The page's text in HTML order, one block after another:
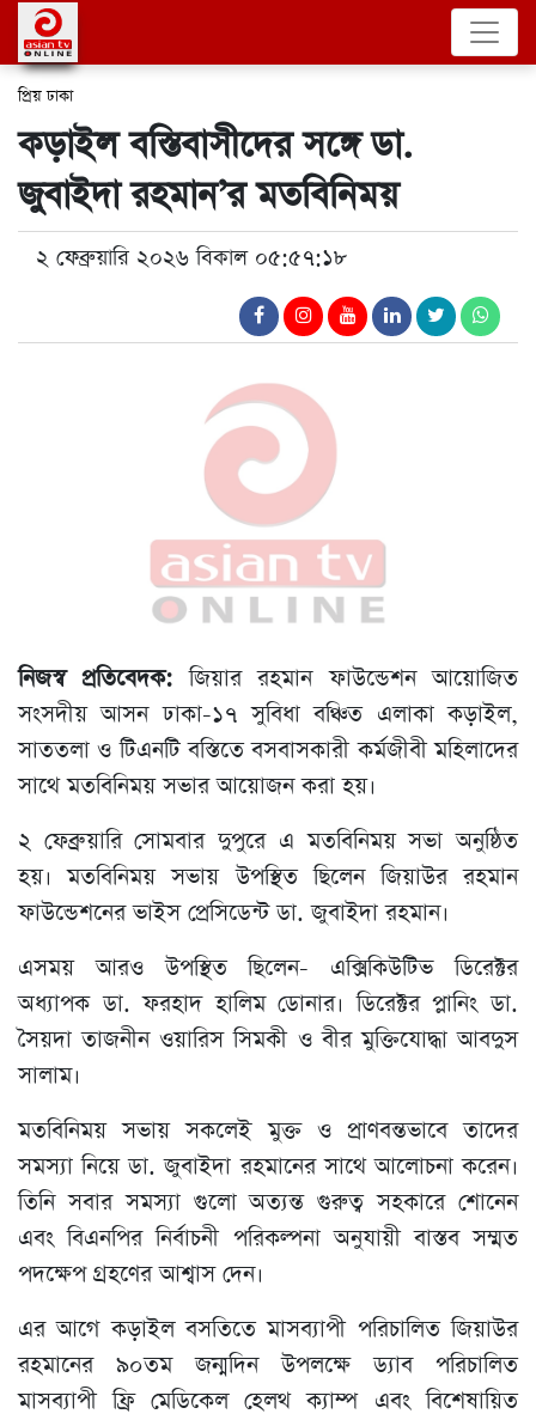
প্রিয় ঢাকা
কড়াইল বস্তিবাসীদের সঙ্গে ডা.
জুবাইদা রহমান’র মতবিনিময়
২ ফেব্রুয়ারি ২০২৬ বিকাল ০৫:৫৭:১৮
নিজস্ব প্রতিবেদক: জিয়ার রহমান ফাউন্ডেশন আয়োজিত
সংসদীয় আসন ঢাকা-১৭ সুবিধা বঞ্চিত এলাকা কড়াইল,
সাততলা ও টিএনটি বস্তিতে বসবাসকারী কর্মজীবী মহিলাদের
সাথে মতবিনিময় সভার আয়োজন করা হয়।
২ ফেব্রুয়ারি সোমবার দুপুরে এ মতবিনিময় সভা অনুষ্ঠিত
হয়। মতবিনিময় সভায় উপস্থিত ছিলেন জিয়াউর রহমান
ফাউন্ডেশনের ভাইস প্রেসিডেন্ট ডা. জুবাইদা রহমান।
এসময় আরও উপস্থিত ছিলেন- এক্সিকিউটিভ ডিরেক্টর
অধ্যাপক ডা. ফরহাদ হালিম ডোনার। ডিরেক্টর প্লানিং ডা.
সৈয়দা তাজনীন ওয়ারিস সিমকী ও বীর মুক্তিযোদ্ধা আবদুস
সালাম।
মতবিনিময় সভায় সকলেই মুক্ত ও প্রাণবন্তভাবে তাদের
সমস্যা নিয়ে ডা. জুবাইদা রহমানের সাথে আলোচনা করেন।
তিনি সবার সমস্যা গুলো অত্যন্ত গুরুত্ব সহকারে শোনেন
এবং বিএনপির নির্বাচনী পরিকল্পনা অনুযায়ী বাস্তব সম্মত
পদক্ষেপ গ্রহণের আশ্বাস দেন।
এর আগে কড়াইল বসতিতে মাসব্যাপী পরিচালিত জিয়াউর
রহমানের ৯০তম জন্মদিন উপলক্ষে ড্যাব পরিচালিত
মাসব্যাপী ফ্রি মেডিকেল হেলথ ক্যাম্প এবং বিশেষায়িত